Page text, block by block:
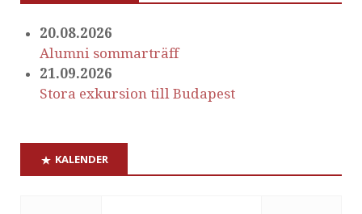
20.08.2026
Alumni sommarträff
21.09.2026
Stora exkursion till Budapest
KALENDER